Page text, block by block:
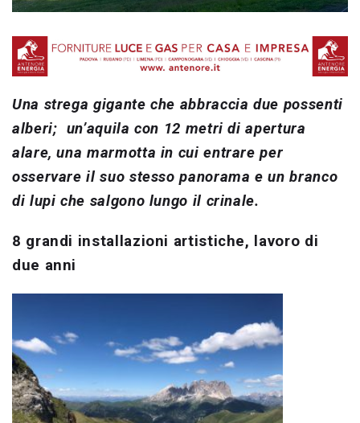
Una strega gigante che abbraccia due possenti
alberi; un’aquila con 12 metri di apertura
alare, una marmotta in cui entrare per
osservare il suo stesso panorama e un branco
di lupi che salgono lungo il crinale.
8 grandi installazioni artistiche, lavoro di
due anni